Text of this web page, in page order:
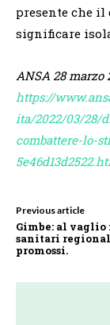
presente che il
significare
ANSA 28 marzo
https://
ita/2022/03/28/
combattere-lo-
Previous article
Gimbe: al
sanitari
promossi.